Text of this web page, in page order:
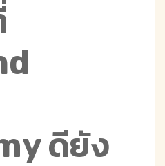
ดียัง